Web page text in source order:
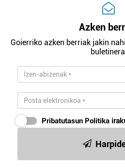
Azken
Goierriko azken berriak jakin
Pribatutasun Politika